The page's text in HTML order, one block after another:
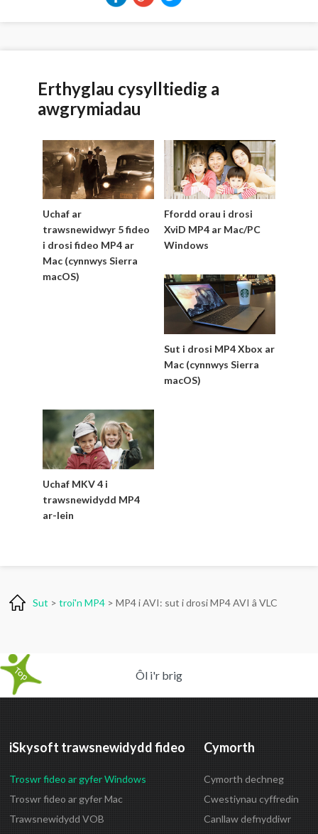
Erthyglau cysylltiedig a
awgrymiadau
Uchaf ar
trawsnewidwyr 5 fideo
i drosi fideo MP4 ar
Mac (cynnwys Sierra
macOS)
Ffordd orau i drosi
XviD MP4 ar Mac/PC
Windows
Sut i drosi MP4 Xbox ar
Mac (cynnwys Sierra
macOS)
Uchaf MKV 4 i
trawsnewidydd MP4
ar-lein
Sut >troi'n MP4 > MP4 i AVI: sut i drosi MP4 AVI â VLC
Ôl i'r brig
iSkysoft trawsnewidydd fideo
Troswr fideo ar gyfer Windows
Troswr fideo ar gyfer Mac
Trawsnewidydd VOB
Cymorth
Cymorth dechneg
Cwestiynau cyffredin
Canllaw defnyddiwr